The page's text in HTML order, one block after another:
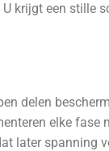
krijgt een stille
delen
elke fase
later spanning